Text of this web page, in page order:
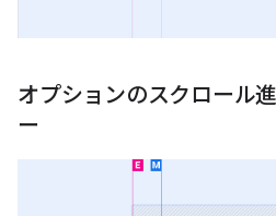
オプションのスクロール
ー